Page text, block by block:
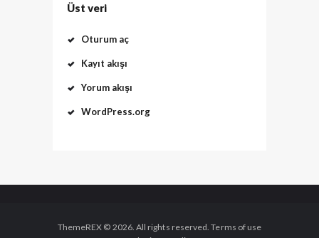
Üst veri
Oturum aç
Kayıt akışı
Yorum akışı
WordPress.org
ThemeREX © 2026. All rights reserved. Terms of use